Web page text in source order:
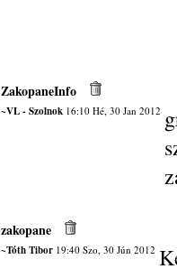
ZakopaneInfo
~VL - Szolnok16:10 Hé, 30 Jan 2012
zakopane
~Tóth Tibor19:40 Szo, 30 Jún 2012